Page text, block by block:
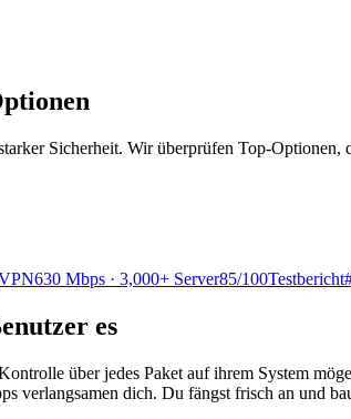
Sicherheit. Wir überprüfen Top-Optionen,
630 Mbps · 3,000+ Server85/100Testbericht
es
über jedes Paket auf ihrem System
verlangsamen dich. Du fängst frisch an und